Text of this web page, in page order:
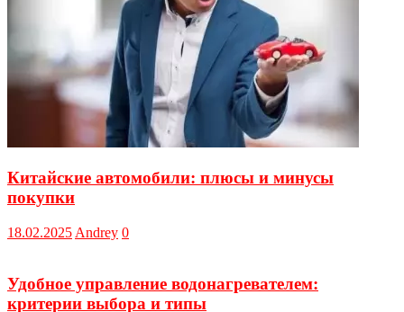
Китайские автомобили: плюсы и минусы
покупки
18.02.2025 Andrey 0
Удобное управление водонагревателем:
критерии выбора и типы